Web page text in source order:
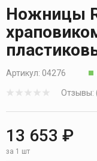
Кликните, чтобы
Ножницы
Артикул: 04276
Отзывы:
13 653 ₽
за 1 шт